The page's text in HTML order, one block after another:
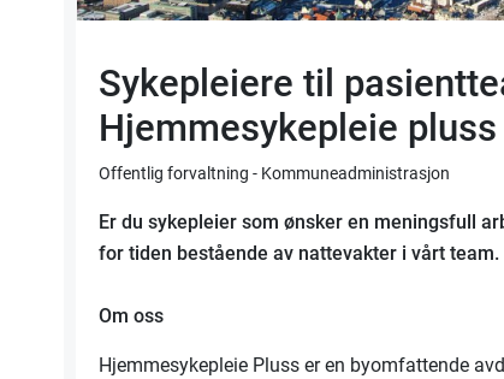
Sykepleiere til
Hjemmesykepleie pluss
Offentlig forvaltning - Kommuneadministrasjon
Er du sykepleier som ønsker en meningsfull
for tiden bestående av nattevakter i vårt team.
Om oss
Hjemmesykepleie Pluss er en byomfattende